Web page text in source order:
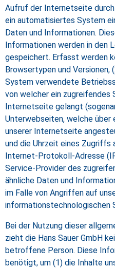
Aufruf der Internetseite
ein automatisiertes System
Daten und Informationen.
Informationen werden in den
gespeichert. Erfasst werden
Browsertypen und Versionen,
System verwendete
von welcher ein zugreifendes
Internetseite gelangt
Unterwebseiten, welche über
unserer Internetseite
und die Uhrzeit eines
Internet-Protokoll-Adresse
Service-Provider des
ähnliche Daten und
im Falle von Angriffen auf
informationstechnologischen
Bei der Nutzung dieser
zieht die Hans Sauer GmbH
betroffene Person. Diese
benötigt, um (1) die Inhalte